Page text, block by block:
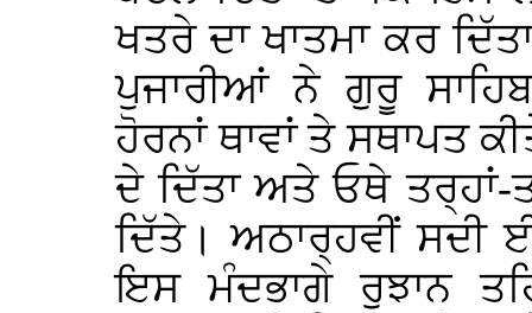
ਖਤਰੇ ਦਾ ਖਾਤਮਾ ਕਰ
ਪੁਜਾਰੀਆਂ ਨੇ ਗੁਰੂ
ਹੋਰਨਾਂ ਥਾਵਾਂ ਤੇ ਸਥਾਪਤ
ਦੇ ਦਿੱਤਾ ਅਤੇ ਓਥੇ
ਦਿੱਤੇ। ਅਠਾਰ੍ਹਵੀਂ ਸਦੀ
ਇਸ ਮੰਦਭਾਗੇ ਰੁਝਾਨ